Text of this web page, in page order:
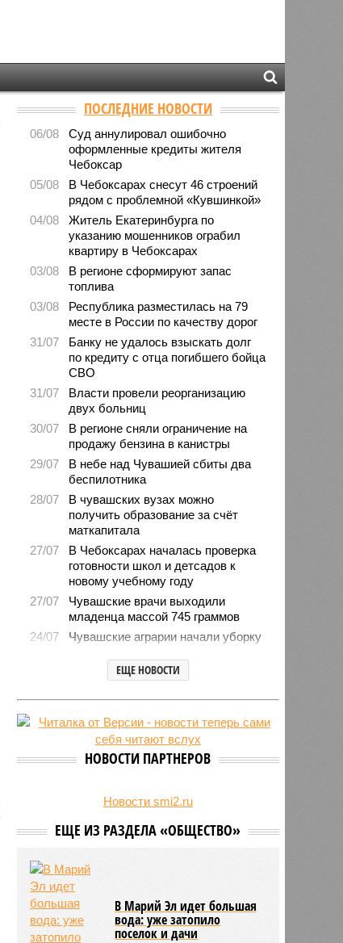
ПОСЛЕДНИЕ НОВОСТИ
06/08
Суд аннулировал ошибочно
оформленные кредиты жителя
Чебоксар
05/08
В Чебоксарах снесут 46 строений
рядом с проблемной «Кувшинкой»
04/08
Житель Екатеринбурга по
указанию мошенников ограбил
квартиру в Чебоксарах
03/08
В регионе сформируют запас
топлива
03/08
Республика разместилась на 79
месте в России по качеству дорог
31/07
Банку не удалось взыскать долг
по кредиту с отца погибшего бойца
СВО
31/07
Власти провели реорганизацию
двух больниц
30/07
В регионе сняли ограничение на
продажу бензина в канистры
29/07
В небе над Чувашией сбиты два
беспилотника
28/07
В чувашских вузах можно
получить образование за счёт
маткапитала
27/07
В Чебоксарах началась проверка
готовности школ и детсадов к
новому учебному году
27/07
Чувашские врачи выходили
младенца массой 745 граммов
24/07
Чувашские аграрии начали уборку
Минпромэнерго сообщило об
заправках
23/07
В Чувашии за 6 месяцев изъято
свыше 500 единиц оружия
ЕЩЕ НОВОСТИ
НОВОСТИ ПАРТНЕРОВ
Новости smi2.ru
ЕЩЕ ИЗ РАЗДЕЛА «ОБЩЕСТВО»
В Марий Эл идет большая
вода: уже затопило
поселок и дачи